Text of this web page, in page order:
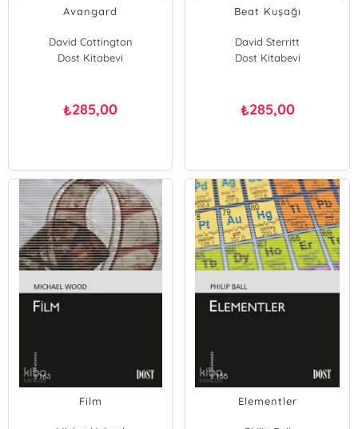
Avangard
David Cottington
Dost Kitabevi
₺285,00
Beat Kuşağı
David Sterritt
Dost Kitabevi
₺285,00
Film Elementler